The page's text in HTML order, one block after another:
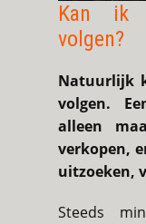
Kan ik
volgen?
Natuurlijk
volgen.
alleen
verkopen,
uitzoeken,
Steeds